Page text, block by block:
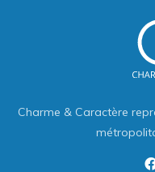
Charme & Caractère